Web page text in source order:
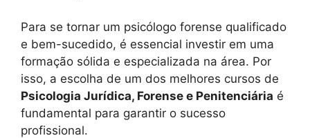
Para se tornar um psicólogo forense qualificado
e bem-sucedido, é essencial investir em uma
formação sólida e especializada na área. Por
isso, a escolha de um dos melhores cursos de
Psicologia Jurídica, Forense e Penitenciária é
fundamental para garantir o sucesso
profissional.